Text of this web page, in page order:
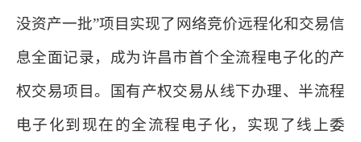
没资产一批”项目实现了网络竞价远程化和交易信
息全面记录，成为许昌市首个全流程电子化的产
权交易项目。国有产权交易从线下办理、半流程
电子化到现在的全流程电子化，实现了线上委